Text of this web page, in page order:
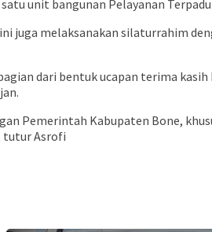
unit bangunan Pelayanan
juga melaksanakan silaturrahim
dari bentuk ucapan terima
Pemerintah Kabupaten Bone,
tutur Asrofi